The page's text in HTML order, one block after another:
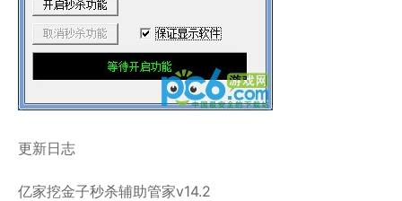
更新日志
亿家挖金子秒杀辅助管家v14.2